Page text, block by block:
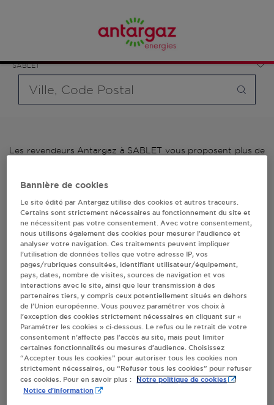
Provence-Alpes-Côte d'Azur
SABLET
bouteille souhaité et le type de point de vente (revendeur /
distributeur automatique de bouteilles de gaz ou station GPL
carburant)
Les revendeurs Antargaz à SABLET vous proposent plus de
Antargaz à SABLET, l'adresse, le numéro de téléphone de
votre stations GPL ou distributeurs de bouteilles de gaz.
1 revendeur(s) Antargaz
à SABLET
Villes
LISAPL - ESPACE JARDIN SABLET
89 , CHEMIN DE CAIRANNE
84110SABLET
S'Y RENDRE
Bannière de cookies
Le site édité par Antargaz utilise des cookies et autres traceurs.
Certains sont strictement nécessaires au fonctionnement du site et
ne nécessitent pas votre consentement. Avec votre consentement,
nous utilisons également des cookies pour mesurer l’audience et
analyser votre navigation. Ces traitements peuvent impliquer
l’utilisation de données telles que votre adresse IP, vos
pages/rubriques consultées, identifiant utilisateur/équipement,
pays, dates, nombre de visites, sources de navigation et vos
interactions avec le site, ainsi que leur transmission à des
partenaires tiers, y compris ceux potentiellement situés en dehors
de l’Union européenne. Vous pouvez paramétrer vos choix à
l’exception des cookies strictement nécessaires en cliquant sur «
Paramétrer les cookies » ci-dessous. Le refus ou le retrait de votre
consentement n’affecte pas l’accès au site, mais peut limiter
certaines fonctionnalités ou mesures d’audience. Choisissez
“Accepter tous les cookies” pour autoriser tous les cookies non
strictement nécessaires, ou “Refuser tous les cookies” pour refuser
ces cookies. Pour en savoir plus :
Notre politique de cookies
Notice d'information